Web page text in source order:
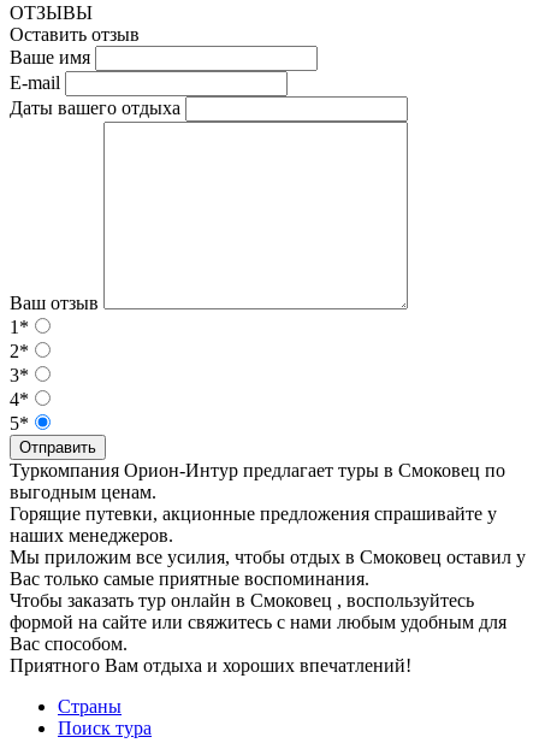
ОТЗЫВЫ
Оставить отзыв
Ваше имя
E-mail
Даты вашего отдыха
Ваш отзыв
1*
2*
3*
4*
5*
Отправить
Туркомпания Орион-Интур предлагает туры в Смоковец по
выгодным ценам.
Горящие путевки, акционные предложения спрашивайте у
наших менеджеров.
Мы приложим все усилия, чтобы отдых в Смоковец оставил у
Вас только самые приятные воспоминания.
Чтобы заказать тур онлайн в Смоковец , воспользуйтесь
формой на сайте или свяжитесь с нами любым удобным для
Вас способом.
Приятного Вам отдыха и хороших впечатлений!
Страны
Поиск тура